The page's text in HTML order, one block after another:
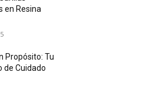
en Resina
Propósito: Tu
de Cuidado